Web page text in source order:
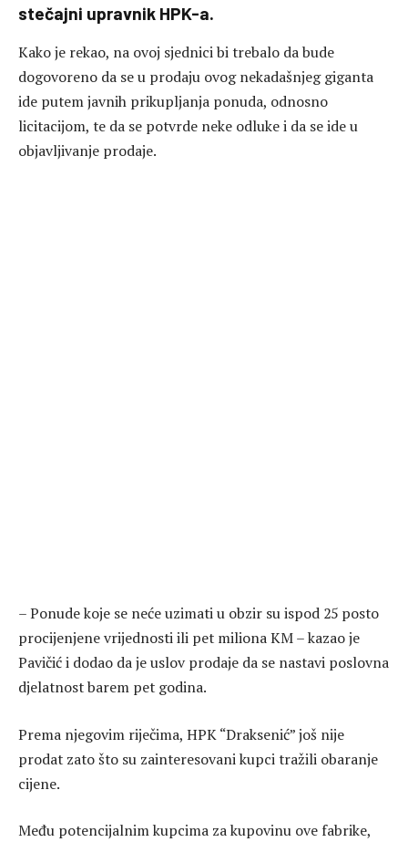
stečajni upravnik HPK-a.
Kako je rekao, na ovoj sjednici bi trebalo da bude
dogovoreno da se u prodaju ovog nekadašnjeg giganta
ide putem javnih prikupljanja ponuda, odnosno
licitacijom, te da se potvrde neke odluke i da se ide u
objavljivanje prodaje.
– Ponude koje se neće uzimati u obzir su ispod 25 posto
procijenjene vrijednosti ili pet miliona KM – kazao je
Pavičić i dodao da je uslov prodaje da se nastavi poslovna
djelatnost barem pet godina.
Prema njegovim riječima, HPK “Draksenić” još nije
prodat zato što su zainteresovani kupci tražili obaranje
cijene.
Među potencijalnim kupcima za kupovinu ove fabrike,